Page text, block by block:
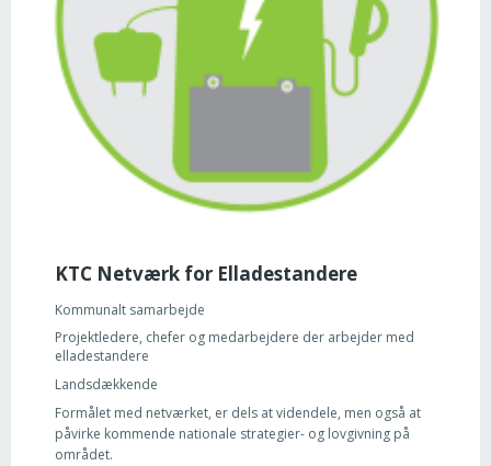
KTC Netværk for Elladestandere
Kommunalt samarbejde
Projektledere, chefer og medarbejdere der arbejder med
elladestandere
Landsdækkende
Formålet med netværket, er dels at videndele, men også at
påvirke kommende nationale strategier- og lovgivning på
området.